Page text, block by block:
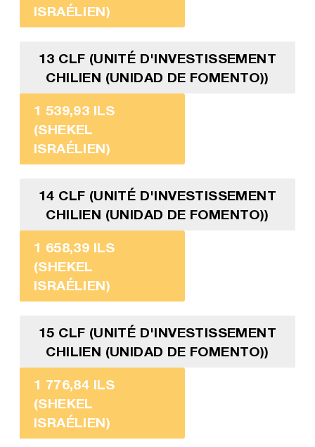
ISRAÉLIEN)
13 CLF (UNITÉ D'INVESTISSEMENT
CHILIEN (UNIDAD DE FOMENTO))
1 539,93 ILS
(SHEKEL
ISRAÉLIEN)
14 CLF (UNITÉ D'INVESTISSEMENT
CHILIEN (UNIDAD DE FOMENTO))
1 658,39 ILS
(SHEKEL
ISRAÉLIEN)
15 CLF (UNITÉ D'INVESTISSEMENT
CHILIEN (UNIDAD DE FOMENTO))
1 776,84 ILS
(SHEKEL
ISRAÉLIEN)